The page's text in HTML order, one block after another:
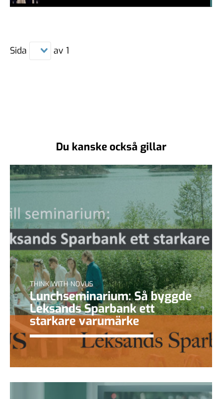
Sida av 1
Du kanske också gillar
THINK WITH NOVUS
Lunchseminarium: Så byggde
Leksands Sparbank ett
starkare varumärke